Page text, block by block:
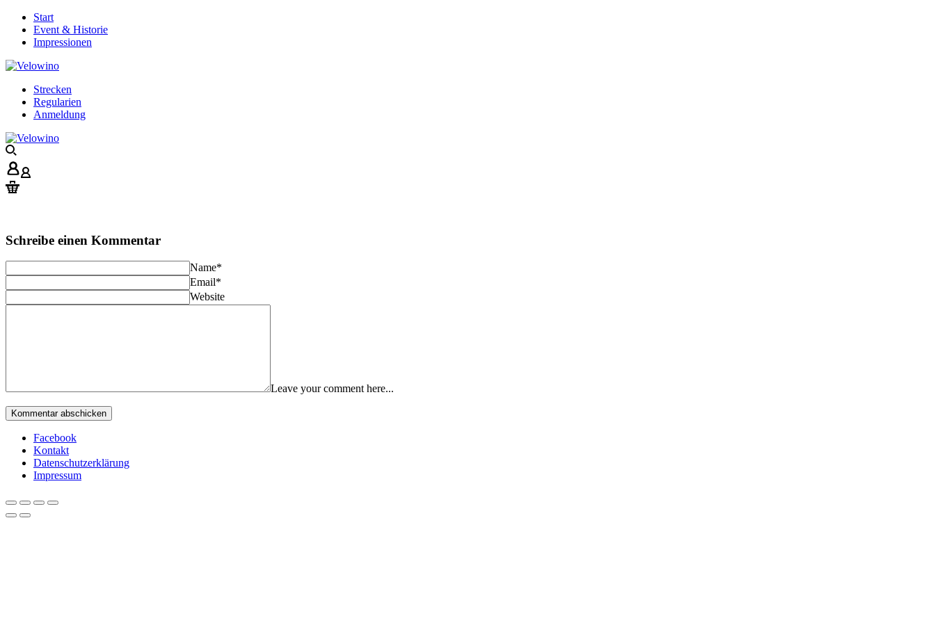
Start
Event & Historie
Impressionen
Strecken
Regularien
Anmeldung
Schreibe einen Kommentar
Name*
Email*
Website
Leave your comment here...
Facebook
Kontakt
Datenschutzerklärung
Impressum